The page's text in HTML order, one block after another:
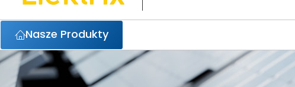
Nasze Produkty